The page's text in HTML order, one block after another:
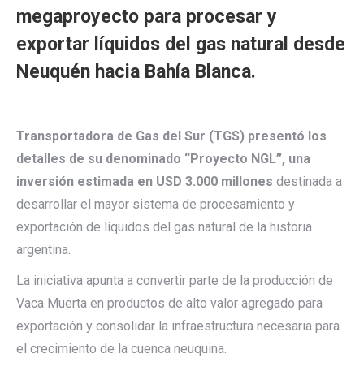
megaproyecto para procesar y
exportar líquidos del gas natural desde
Neuquén hacia Bahía Blanca.
Transportadora de Gas del Sur (TGS) presentó los
detalles de su denominado “Proyecto NGL”, una
inversión estimada en USD 3.000 millones destinada a
desarrollar el mayor sistema de procesamiento y
exportación de líquidos del gas natural de la historia
argentina.
La iniciativa apunta a convertir parte de la producción de
Vaca Muerta en productos de alto valor agregado para
exportación y consolidar la infraestructura necesaria para
el crecimiento de la cuenca neuquina.